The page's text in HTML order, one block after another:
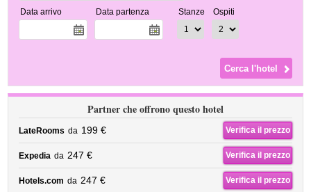
Data arrivo Data partenza Stanze Ospiti
Partner che offrono questo hotel
LateRooms da 199 € Verifica il prezzo
Expedia da 247 € Verifica il prezzo
Hotels.com da 247 € Verifica il prezzo